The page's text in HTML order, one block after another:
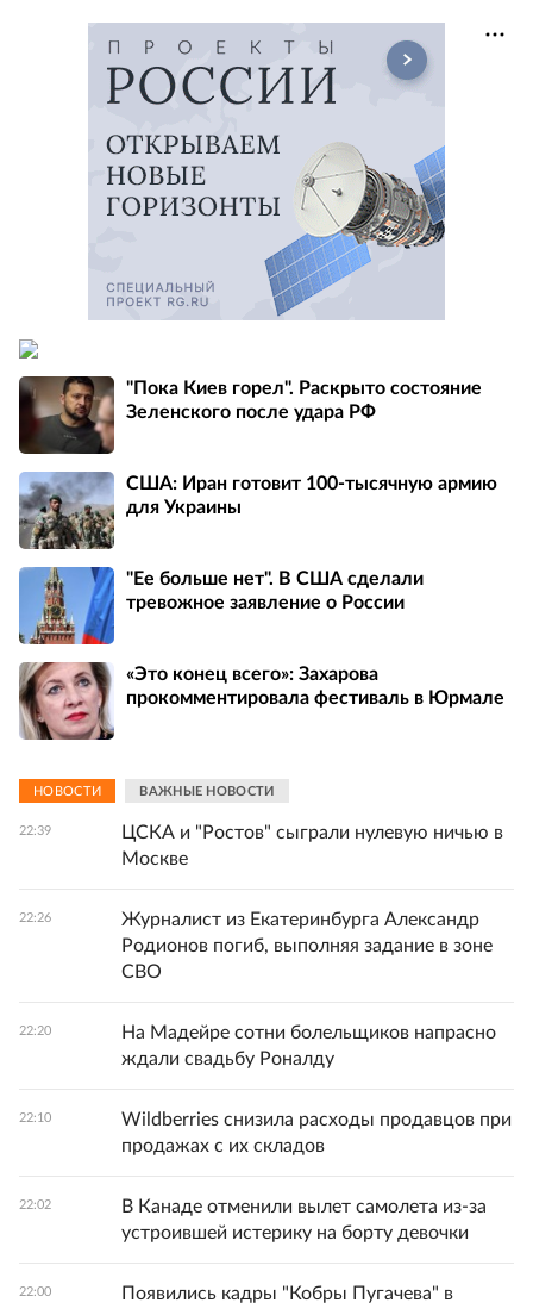
"Пока Киев горел". Раскрыто состояние
Зеленского после удара РФ
США: Иран готовит 100-тысячную армию
для Украины
"Ее больше нет". В США сделали
тревожное заявление о России
«Это конец всего»: Захарова
прокомментировала фестиваль в Юрмале
НОВОСТИ ВАЖНЫЕ НОВОСТИ
22:39
ЦСКА и "Ростов" сыграли нулевую ничью в
Москве
22:26
Журналист из Екатеринбурга Александр
Родионов погиб, выполняя задание в зоне
СВО
22:20
На Мадейре сотни болельщиков напрасно
ждали свадьбу Роналду
22:10
Wildberries снизила расходы продавцов при
продажах с их складов
22:02
В Канаде отменили вылет самолета из-за
устроившей истерику на борту девочки
22:00
Появились кадры "Кобры Пугачева" в